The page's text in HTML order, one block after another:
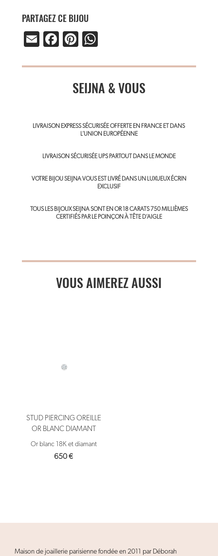
PARTAGEZ CE BIJOU
E
ail
Fa
b
Pi
er
es
ts
A
p
SEIJNA & VOUS
LIVRAISON EXPRESS SÉCURISÉE OFFERTE EN FRANCE ET DANS
L’UNION EUROPÉENNE
LIVRAISON SÉCURISÉE UPS PARTOUT DANS LE MONDE
VOTRE BIJOU SEIJNA VOUS EST LIVRÉ DANS UN LUXUEUX ÉCRIN
EXCLUSIF
TOUS LES BIJOUX SEIJNA SONT EN OR 18 CARATS 750 MILLIÈMES
CERTIFIÉS PAR LE POINÇON À TÊTE D’AIGLE
VOUS AIMEREZ AUSSI
STUD PIERCING OREILLE
OR BLANC DIAMANT
Or blanc 18K et diamant
650€
Maison de joaillerie parisienne fondée en 2011 par Déborah